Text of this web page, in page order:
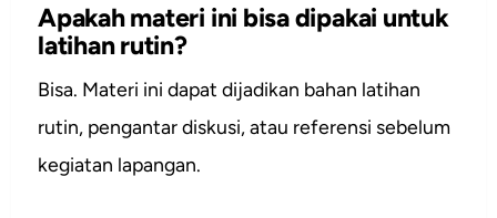
Apakah materi ini bisa dipakai untuk
latihan rutin?
Bisa. Materi ini dapat dijadikan bahan latihan
rutin, pengantar diskusi, atau referensi sebelum
kegiatan lapangan.